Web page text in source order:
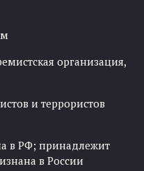
организация,
и террористов
в РФ; принадлежит
в России